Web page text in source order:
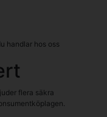
handlar hos oss
flera säkra